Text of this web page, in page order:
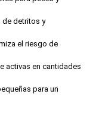
de detritos y
el riesgo de
activas en cantidades
para un